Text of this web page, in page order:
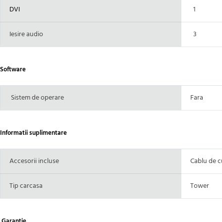
DVI 1
Iesire audio 3
Software
Sistem de operare Fara
Informatii suplimentare
Accesorii incluse Cablu de
Tip carcasa Tower